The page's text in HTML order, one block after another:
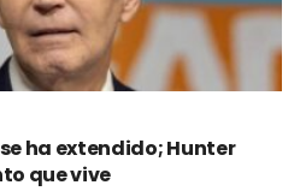
ha extendido; Hunter
que vive